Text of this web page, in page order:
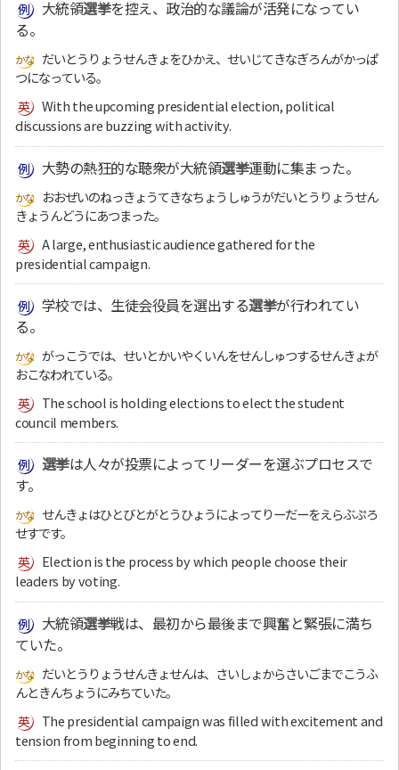
大統領選挙を控え、政治的な議論が活発になってい
る。
だいとうりょうせんきょをひかえ、せいじてきなぎろんがかっぱ
つになっている。
With the upcoming presidential election, political
discussions are buzzing with activity.
大勢の熱狂的な聴衆が大統領選挙運動に集まった。
おおぜいのねっきょうてきなちょうしゅうがだいとうりょうせん
きょうんどうにあつまった。
A large, enthusiastic audience gathered for the
presidential campaign.
学校では、生徒会役員を選出する選挙が行われてい
る。
がっこうでは、せいとかいやくいんをせんしゅつするせんきょが
おこなわれている。
The school is holding elections to elect the student
council members.
選挙は人々が投票によってリーダーを選ぶプロセスで
す。
せんきょはひとびとがとうひょうによってりーだーをえらぶぷろ
せすです。
Election is the process by which people choose their
leaders by voting.
大統領選挙戦は、最初から最後まで興奮と緊張に満ち
ていた。
だいとうりょうせんきょせんは、さいしょからさいごまでこうふ
んときんちょうにみちていた。
The presidential campaign was filled with excitement and
tension from beginning to end.